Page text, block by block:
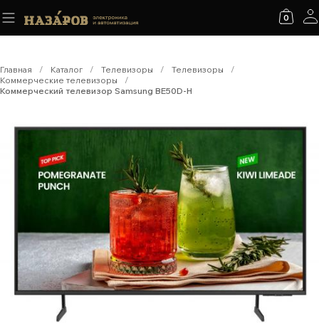
0
Главная / Каталог / Телевизоры / Телевизоры
/
Коммерческие телевизоры
/
Коммерческий телевизор Samsung BE50D-H